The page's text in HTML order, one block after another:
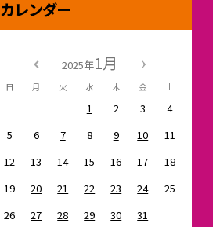
カレンダー
2025年1月
日 月 火 水 木 金 土
1 2 3
4
5
6 7 8 9 10
11
12
13 14 15 16 17
18
19
20 21 22 23 24
25
26
27 28 29 30 31